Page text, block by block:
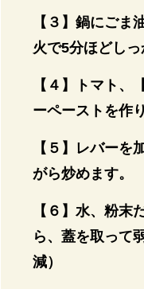
【３】鍋にごま
火で5分ほどしっ
【４】トマト、
ーペーストを作
【５】レバーを
がら炒めます。
【６】水、粉末
ら、蓋を取って
減）